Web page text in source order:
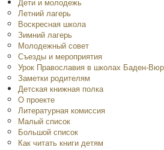
Летний лагерь
Воскресная школа
Зимний лагерь
Молодежный совет
Съезды и мероприятия
Урок Православия в школах Баден-
Заметки родителям
Детская книжная полка
O проекте
Литературная комиссия
Малый список
Большой список
Как читать книги детям